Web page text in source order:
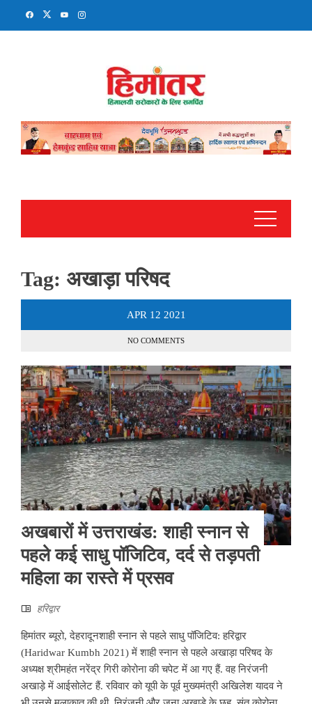
Tag: अखाड़ा परिषद
APR 12 2021
NO COMMENTS
अखबारों में उत्तराखंड: शाही स्नान से
पहले कई साधु पॉजिटिव, दर्द से तड़पती
महिला का रास्ते में प्रसव
हरिद्वार
हिमांतर ब्‍यूरो, देहरादूनशाही स्नान से पहले साधु पॉजिटिव: हरिद्वार
(Haridwar Kumbh 2021) में शाही स्नान से पहले अखाड़ा परिषद के
अध्यक्ष श्रीमहंत नरेंद्र गिरी कोरोना की चपेट में आ गए हैं. वह निरंजनी
अखाड़े में आईसोलेट हैं. रविवार को यूपी के पूर्व मुख्यमंत्री अखिलेश यादव ने